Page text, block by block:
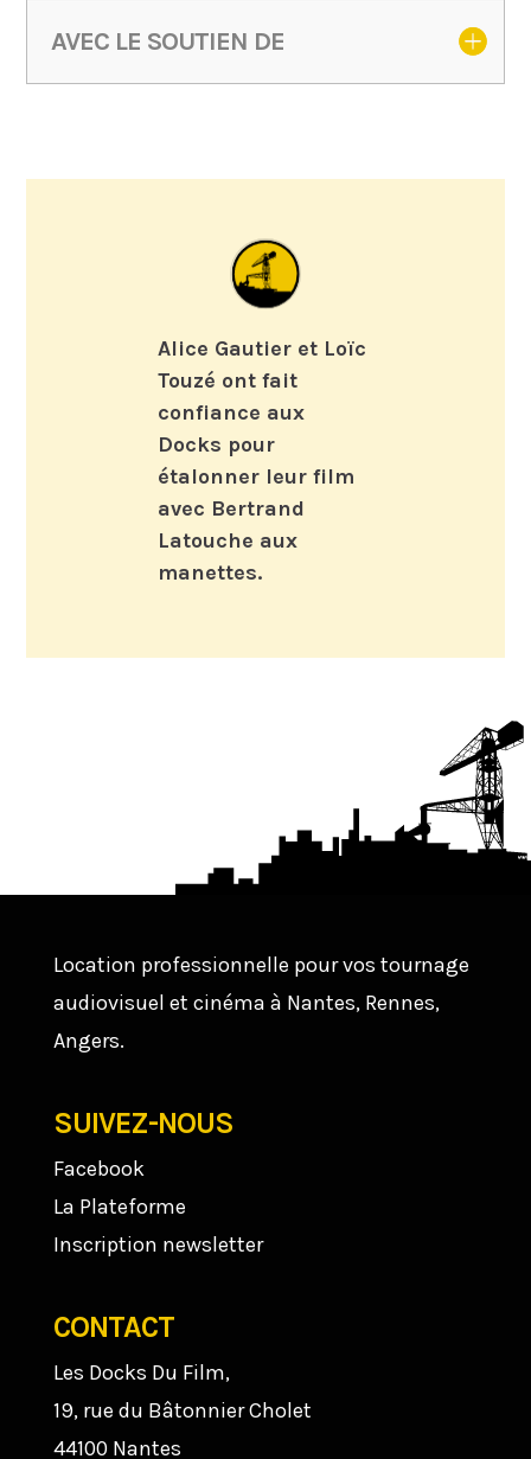
AVEC LE SOUTIEN DE
Alice Gautier et Loïc
Touzé ont fait
confiance aux
Docks pour
étalonner leur film
avec Bertrand
Latouche aux
manettes.
Location professionnelle pour vos tournage
audiovisuel et cinéma à Nantes, Rennes,
Angers.
SUIVEZ-NOUS
Facebook
La Plateforme
Inscription newsletter
CONTACT
Les Docks Du Film,
19, rue du Bâtonnier Cholet
44100 Nantes